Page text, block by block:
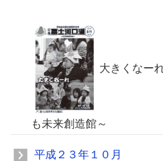
大きくなー
も未来創造館～
平成２３年１０月